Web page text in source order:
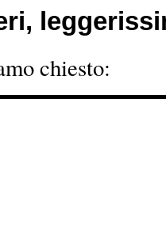
chiesto: